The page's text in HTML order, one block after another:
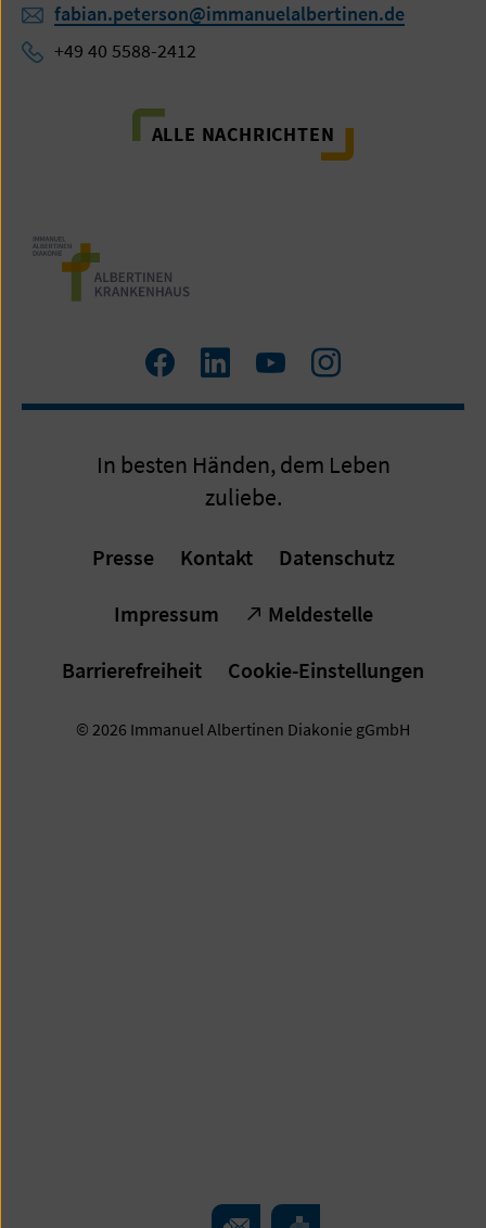
fabian.peterson@immanuelalbertinen.de
+49 40 5588-2412
ALLE NACHRICHTEN
Zum
Facebook
Zum
LinkedIn
Zum
YouTube
Zum
Instagram
In besten Händen, dem Leben
zuliebe.
Presse Kontakt Datenschutz
Impressum Meldestelle
Barrierefreiheit Cookie-Einstellungen
© 2026 Immanuel Albertinen Diakonie gGmbH